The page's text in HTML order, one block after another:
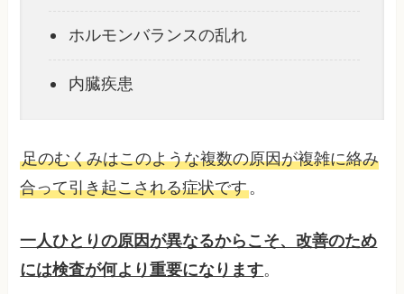
ホルモンバランスの乱れ
内臓疾患
足のむくみはこのような複数の原因が複雑に絡み
合って引き起こされる症状です。
一人ひとりの原因が異なるからこそ、改善のため
には検査が何より重要になります。